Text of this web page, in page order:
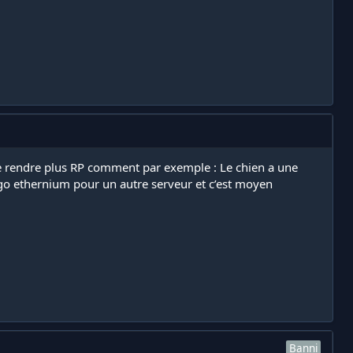
plus RP comment par exemple : Le chien a une
ethernium pour un autre serveur et c’est moyen
Banni